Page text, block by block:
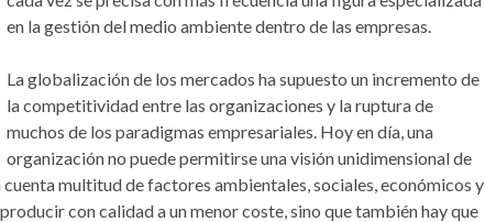
en la gestión del medio ambiente dentro de las empresas.
La globalización de los mercados ha supuesto un incremento de
la competitividad entre las organizaciones y la ruptura de
muchos de los paradigmas empresariales. Hoy en día, una
organización no puede permitirse una visión unidimensional de
multitud de factores ambientales, sociales, económicos y
con calidad a un menor coste, sino que también hay que